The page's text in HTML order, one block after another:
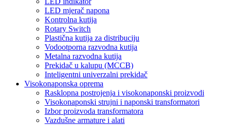
LED mjerač napona
Kontrolna kutija
Rotary Switch
Plastična kutija za distribuciju
Vodootporna razvodna kutija
Metalna razvodna kutija
Prekidač u kalupu (MCCB)
Inteligentni univerzalni prekidač
Visokonaponska oprema
Rasklopna postrojenja i visokonaponski proizvodi
Visokonaponski strujni i naponski transformatori
Izbor proizvoda transformatora
Vazdušne armature i alati